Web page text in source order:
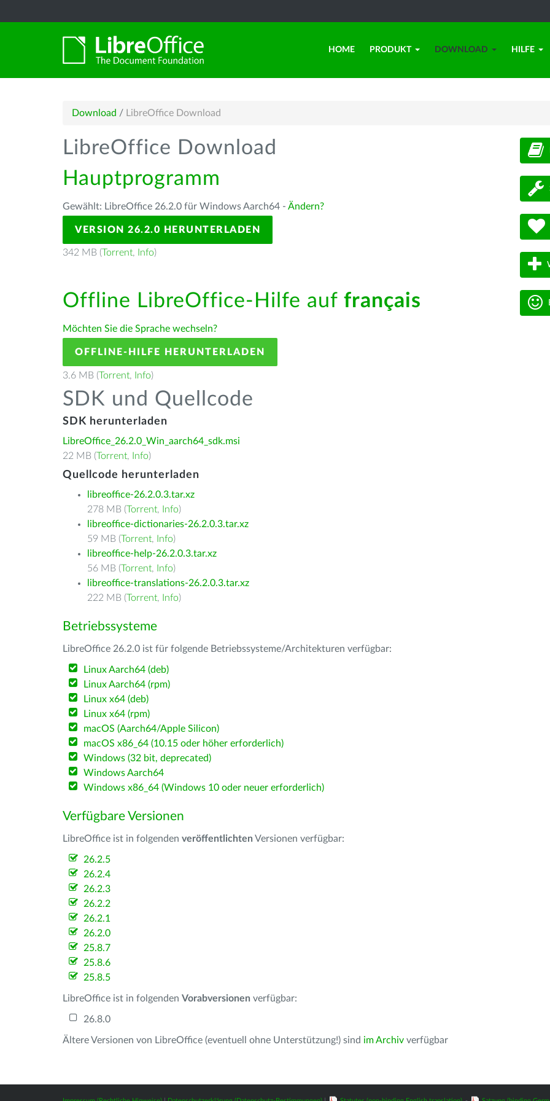
HOME PRODUKT DOWNLOAD HILFE
Download / LibreOffice Download
LibreOffice Download
Hauptprogramm
Gewählt: LibreOffice 26.2.0 für Windows Aarch64 - Ändern?
VERSION 26.2.0 HERUNTERLADEN
342 MB (Torrent, Info)
Offline LibreOffice-Hilfe auf français
Möchten Sie die Sprache wechseln?
OFFLINE-HILFE HERUNTERLADEN
3.6 MB (Torrent, Info)
SDK und Quellcode
SDK herunterladen
LibreOffice_26.2.0_Win_aarch64_sdk.msi
22 MB (Torrent, Info)
Quellcode herunterladen
libreoffice-26.2.0.3.tar.xz
278 MB (Torrent, Info)
libreoffice-dictionaries-26.2.0.3.tar.xz
59 MB (Torrent, Info)
libreoffice-help-26.2.0.3.tar.xz
56 MB (Torrent, Info)
libreoffice-translations-26.2.0.3.tar.xz
222 MB (Torrent, Info)
Betriebssysteme
LibreOffice 26.2.0 ist für folgende Betriebssysteme/Architekturen verfügbar:
Linux Aarch64 (deb)
Linux Aarch64 (rpm)
Linux x64 (deb)
Linux x64 (rpm)
macOS (Aarch64/Apple Silicon)
macOS x86_64 (10.15 oder höher erforderlich)
Windows (32 bit, deprecated)
Windows Aarch64
Windows x86_64 (Windows 10 oder neuer erforderlich)
Verfügbare Versionen
LibreOffice ist in folgenden veröffentlichten Versionen verfügbar:
26.2.5
26.2.4
26.2.3
26.2.2
26.2.1
26.2.0
25.8.7
25.8.6
25.8.5
LibreOffice ist in folgenden Vorabversionen verfügbar:
26.8.0
Ältere Versionen von LibreOffice (eventuell ohne Unterstützung!) sind im Archiv verfügbar